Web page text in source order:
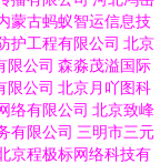
蒙古蚂蚁智运信息技
护工程有限公司 北京
限公司 森淼茂溢国际
限公司 北京月吖图科
络有限公司 北京致峰
有限公司 三明市三元
京程极标网络科技有